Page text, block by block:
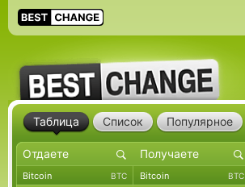
Таблица Список Популярное
Bitcoin BTC Bitcoin BTC